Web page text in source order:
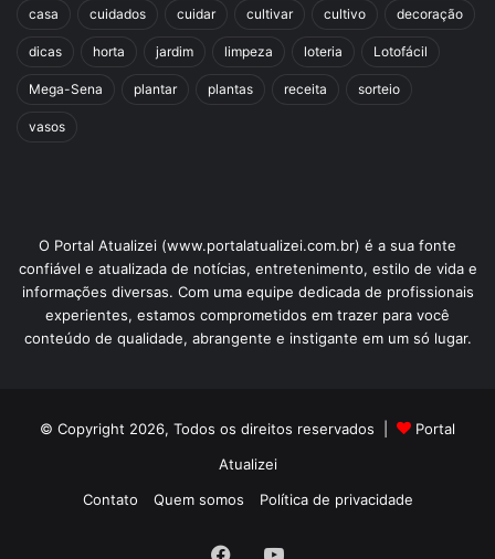
casa cuidados cuidar cultivar cultivo decoração
dicas horta jardim limpeza loteria Lotofácil
Mega-Sena plantar plantas receita sorteio
vasos
O Portal Atualizei (www.portalatualizei.com.br) é a sua fonte
confiável e atualizada de notícias, entretenimento, estilo de vida e
informações diversas. Com uma equipe dedicada de profissionais
experientes, estamos comprometidos em trazer para você
conteúdo de qualidade, abrangente e instigante em um só lugar.
© Copyright 2026, Todos os direitos reservados |
Portal
Atualizei
Contato
Quem somos Política de privacidade
FacebookYouTube